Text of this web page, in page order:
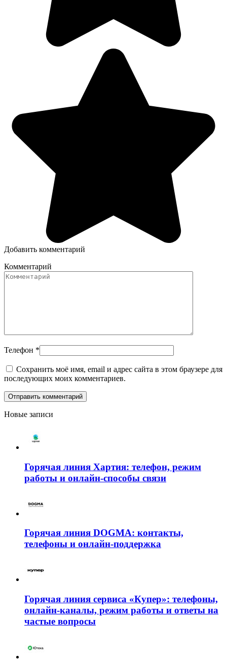
Добавить комментарий
Комментарий
Телефон *
Сохранить моё имя, email и адрес сайта в этом браузере для
последующих моих комментариев.
Новые записи
Горячая линия Хартия: телефон, режим
работы и онлайн-способы связи
Горячая линия DOGMA: контакты,
телефоны и онлайн-поддержка
Горячая линия сервиса «Купер»: телефоны,
онлайн-каналы, режим работы и ответы на
частые вопросы